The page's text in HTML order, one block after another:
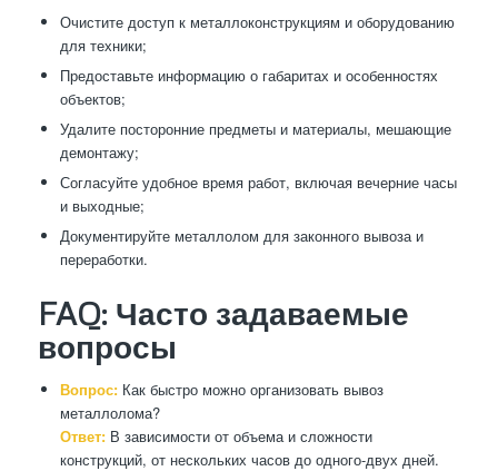
Очистите доступ к металлоконструкциям и оборудованию
для техники;
Предоставьте информацию о габаритах и особенностях
объектов;
Удалите посторонние предметы и материалы, мешающие
демонтажу;
Согласуйте удобное время работ, включая вечерние часы
и выходные;
Документируйте металлолом для законного вывоза и
переработки.
FAQ: Часто задаваемые
вопросы
Вопрос:Как быстро можно организовать вывоз
металлолома?
Ответ:В зависимости от объема и сложности
конструкций, от нескольких часов до одного-двух дней.